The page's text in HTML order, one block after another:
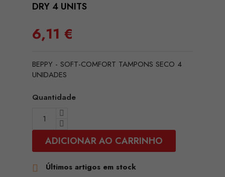
DRY 4 UNITS
6,11 €
BEPPY - SOFT-COMFORT TAMPONS SECO 4
UNIDADES
Quantidade
ADICIONAR AO CARRINHO
 Últimos artigos em stock